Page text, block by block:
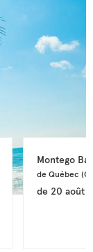
Montego
de Québec
de 20 août